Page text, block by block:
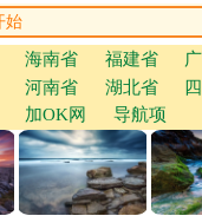
海南省 福建省
河南省 湖北省
加OK网 导航项